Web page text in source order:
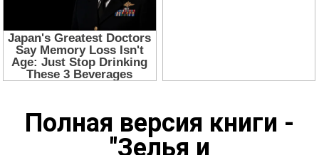
Полная версия книги -
"Зелья и